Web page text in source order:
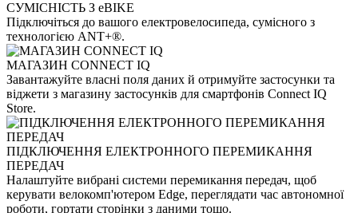
СУМІСНІСТЬ З eBIKE
Підключіться до вашого електровелосипеда, сумісного з
технологією ANT+®.
МАГАЗИН CONNECT IQ
Завантажуйте власні поля даних й отримуйте застосунки та
віджети з магазину застосунків для смартфонів Connect IQ
Store.
ПІДКЛЮЧЕННЯ ЕЛЕКТРОННОГО ПЕРЕМИКАННЯ
ПЕРЕДАЧ
Налаштуйте вибрані системи перемикання передач, щоб
керувати велокомп'ютером Edge, переглядати час автономної
роботи, гортати сторінки з даними тощо.